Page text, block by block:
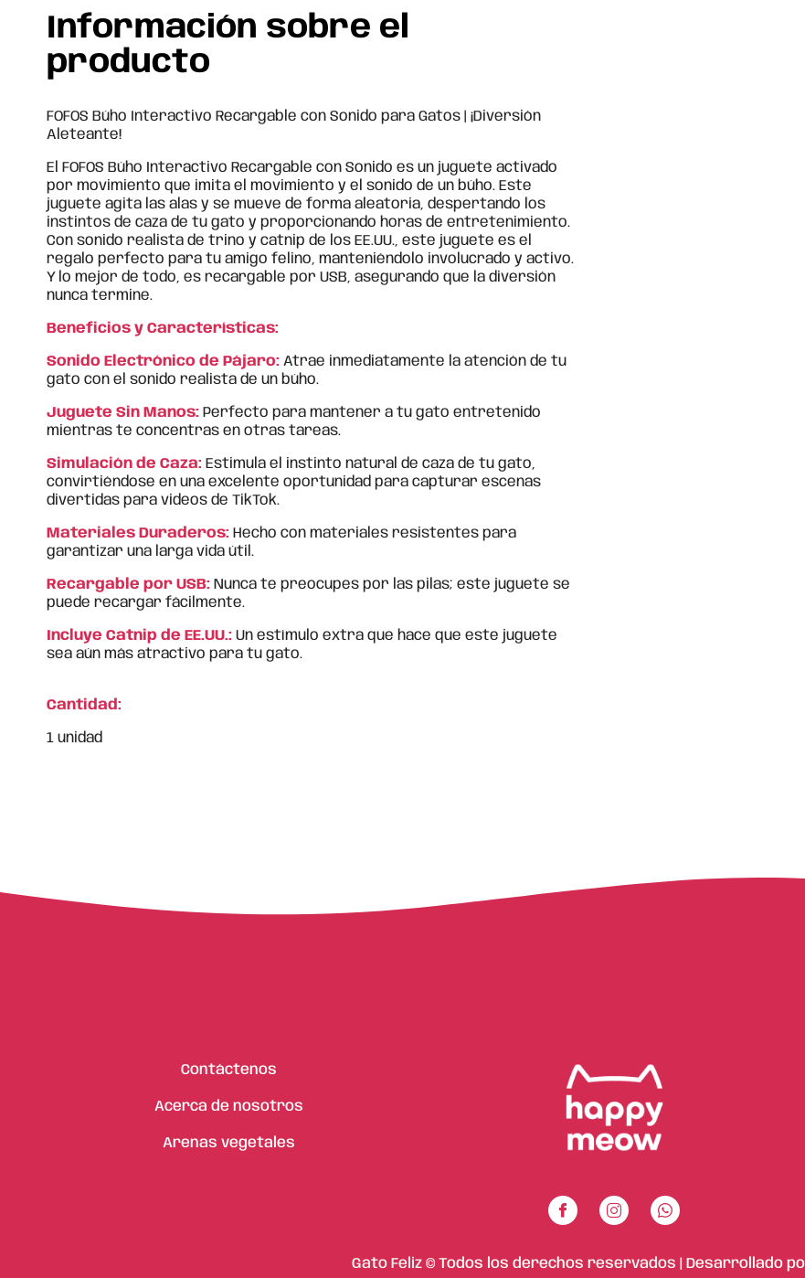
Información sobre el
producto
FOFOS Búho Interactivo Recargable con Sonido para Gatos | ¡Diversión
Aleteante!
El FOFOS Búho Interactivo Recargable con Sonido es un juguete activado
por movimiento que imita el movimiento y el sonido de un búho. Este
juguete agita las alas y se mueve de forma aleatoria, despertando los
instintos de caza de tu gato y proporcionando horas de entretenimiento.
Con sonido realista de trino y catnip de los EE.UU., este juguete es el
regalo perfecto para tu amigo felino, manteniéndolo involucrado y activo.
Y lo mejor de todo, es recargable por USB, asegurando que la diversión
nunca termine.
Beneficios y Características:
Sonido Electrónico de Pájaro: Atrae inmediatamente la atención de tu
gato con el sonido realista de un búho.
Juguete Sin Manos: Perfecto para mantener a tu gato entretenido
mientras te concentras en otras tareas.
Simulación de Caza: Estimula el instinto natural de caza de tu gato,
convirtiéndose en una excelente oportunidad para capturar escenas
divertidas para videos de TikTok.
Materiales Duraderos: Hecho con materiales resistentes para
garantizar una larga vida útil.
Recargable por USB: Nunca te preocupes por las pilas; este juguete se
puede recargar fácilmente.
Incluye Catnip de EE.UU.:Un estímulo extra que hace que este juguete
sea aún más atractivo para tu gato.
Cantidad:
1 unidad
Contáctenos
Acerca de nosotros
Arenas vegetales
Gato Feliz © Todos los derechos reservados | Desarrollado